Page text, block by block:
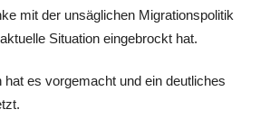
mit der unsäglichen Migrationspolitik
Situation eingebrockt hat.
hat es vorgemacht und ein deutliches